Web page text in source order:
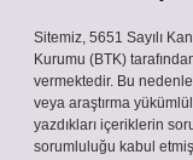
Sitemiz, 5651 Sayılı
Kurumu (BTK)
vermektedir. Bu
veya araştırma
yazdıkları içeriklerin
sorumluluğu kabul etmiş